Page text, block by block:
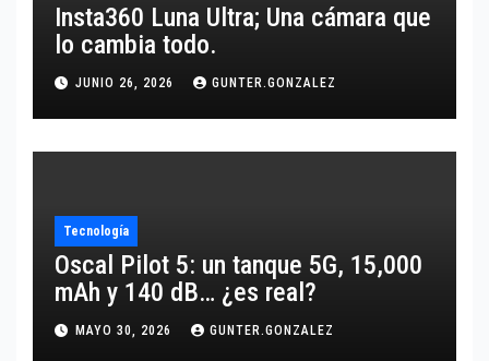
Insta360 Luna Ultra; Una cámara que
lo cambia todo.
JUNIO 26, 2026 GUNTER.GONZALEZ
Tecnología
Oscal Pilot 5: un tanque 5G, 15,000
mAh y 140 dB… ¿es real?
MAYO 30, 2026 GUNTER.GONZALEZ